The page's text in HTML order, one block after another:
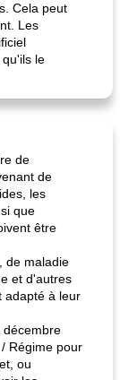
Cela peut
Les
le
de
de
les
que
être
de maladie
et d'autres
adapté à leur
décembre
Régime pour
ou